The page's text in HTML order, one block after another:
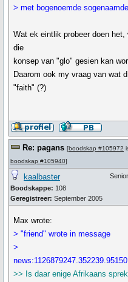
> met bogenoemde
Wat ek eintlik probeer doen
die
konsep van "glo" gesien kan
Daarom ook my vraag van wat
"faith" (?)
Re: pagans [boodskap #105972
boodskap #105940]
kaalbaster
Boodskappe: 108
Geregistreer: September 2005
Max wrote:
> "friend" wrote in message
>
>> Is daar enige Afrikaans